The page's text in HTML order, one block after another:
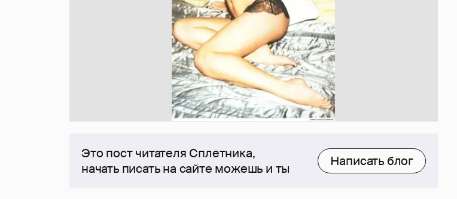
Это пост читателя Сплетника,
начать писать на сайте можешь и ты
Написать блог